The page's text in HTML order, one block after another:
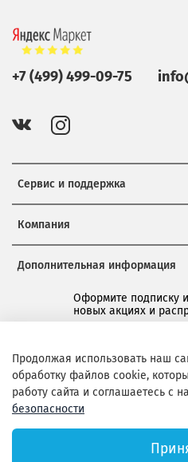
Сервис и поддержка
Компания
Дополнительная информация
Оформите подписку
новых акциях и
+7 (499) 499-09-75
Продолжая использовать наш
обработку файлов cookie,
работу сайта и соглашаетесь с
безопасности